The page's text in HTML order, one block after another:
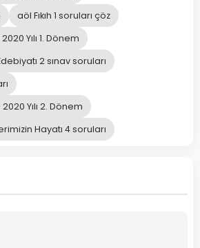
aöl Fıkıh 1 soruları çöz
Yılı 1. Dönem
2 sınav soruları
Yılı 2. Dönem
Hayatı 4 soruları